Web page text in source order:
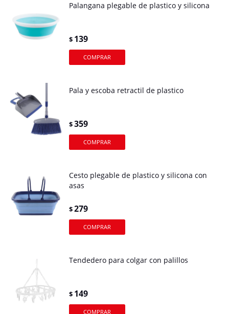
Palangana plegable de plastico y silicona
$ 139
Pala y escoba retractil de plastico
$359
Cesto plegable de plastico y silicona con
asas
$279
Tendedero para colgar con palillos
$ 149